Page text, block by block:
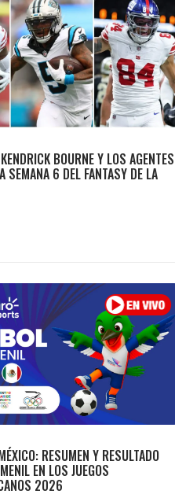
BOURNE Y LOS AGENTES
SEMANA 6 DEL FANTASY DE LA
RESUMEN Y RESULTADO
EN LOS JUEGOS
2026